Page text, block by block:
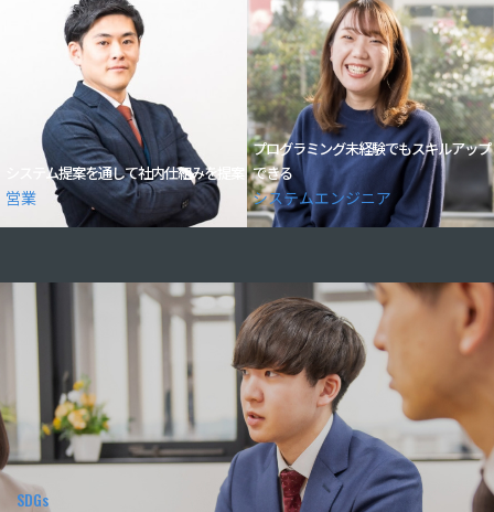
システム提案を通して社内仕組みを提案
営業
プログラミング未経験でもスキルアップ
できる
システムエンジニア
SDGs